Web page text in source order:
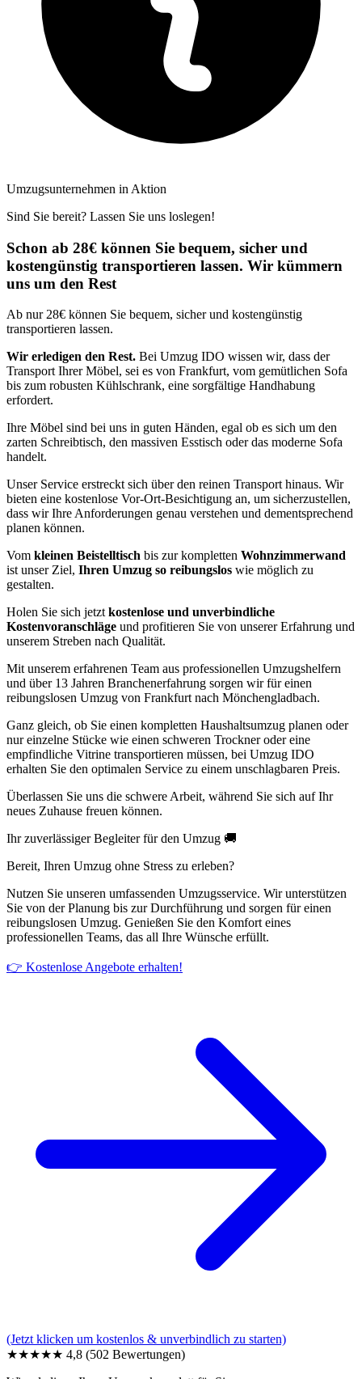
Umzugsunternehmen in Aktion
Sind Sie bereit? Lassen Sie uns loslegen!
Schon ab 28€ können Sie bequem, sicher und
kostengünstig transportieren lassen. Wir kümmern
uns um den Rest
Ab nur 28€ können Sie bequem, sicher und kostengünstig
transportieren lassen.
Wir erledigen den Rest. Bei Umzug IDO wissen wir, dass der
Transport Ihrer Möbel, sei es von Frankfurt, vom gemütlichen Sofa
bis zum robusten Kühlschrank, eine sorgfältige Handhabung
erfordert.
Ihre Möbel sind bei uns in guten Händen, egal ob es sich um den
zarten Schreibtisch, den massiven Esstisch oder das moderne Sofa
handelt.
Unser Service erstreckt sich über den reinen Transport hinaus. Wir
bieten eine kostenlose Vor-Ort-Besichtigung an, um sicherzustellen,
dass wir Ihre Anforderungen genau verstehen und dementsprechend
planen können.
Vom kleinen Beistelltisch bis zur kompletten Wohnzimmerwand
ist unser Ziel, Ihren Umzug so reibungslos wie möglich zu
gestalten.
Holen Sie sich jetzt kostenlose und unverbindliche
Kostenvoranschläge und profitieren Sie von unserer Erfahrung und
unserem Streben nach Qualität.
Mit unserem erfahrenen Team aus professionellen Umzugshelfern
und über 13 Jahren Branchenerfahrung sorgen wir für einen
reibungslosen Umzug von Frankfurt nach Mönchengladbach.
Ganz gleich, ob Sie einen kompletten Haushaltsumzug planen oder
nur einzelne Stücke wie einen schweren Trockner oder eine
empfindliche Vitrine transportieren müssen, bei Umzug IDO
erhalten Sie den optimalen Service zu einem unschlagbaren Preis.
Überlassen Sie uns die schwere Arbeit, während Sie sich auf Ihr
neues Zuhause freuen können.
Ihr zuverlässiger Begleiter für den Umzug 🚚
Bereit, Ihren Umzug ohne Stress zu erleben?
Nutzen Sie unseren umfassenden Umzugsservice. Wir unterstützen
Sie von der Planung bis zur Durchführung und sorgen für einen
reibungslosen Umzug. Genießen Sie den Komfort eines
professionellen Teams, das all Ihre Wünsche erfüllt.
👉 Kostenlose Angebote erhalten!
(Jetzt klicken um kostenlos & unverbindlich zu starten)
★★★★★ 4,8 (502 Bewertungen)